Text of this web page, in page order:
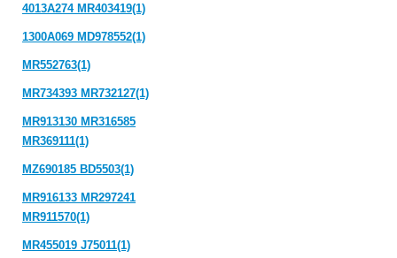
4013A274 MR403419(1)
1300A069 MD978552(1)
MR552763(1)
MR734393 MR732127(1)
MR913130 MR316585
MR369111(1)
MZ690185 BD5503(1)
MR916133 MR297241
MR911570(1)
MR455019 J75011(1)